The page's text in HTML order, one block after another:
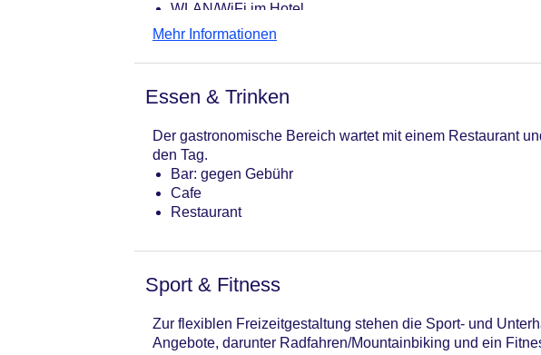
WLAN/WiFi im Hotel
Letzte umfassende Renovierung: 2015
Minimarkt
Haustiere: gegen Gebühr
Gesamtanzahl der Stockwerke: 6
Gesamtanzahl der Zimmer: 45
Zahlungsarten: American Express, EC Maestro,
Landeskategorie: 3 Sterne
Mehr Informationen
Essen & Trinken
Der gastronomische Bereich wartet mit einem Restaurant
den Tag.
Bar: gegen Gebühr
Cafe
Restaurant
Sport & Fitness
Zur flexiblen Freizeitgestaltung stehen die Sport- und
Angebote, darunter Radfahren/Mountainbiking und ein